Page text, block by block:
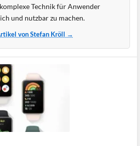
Technik für Anwender
und nutzbar zu machen.
von Stefan Kröll →